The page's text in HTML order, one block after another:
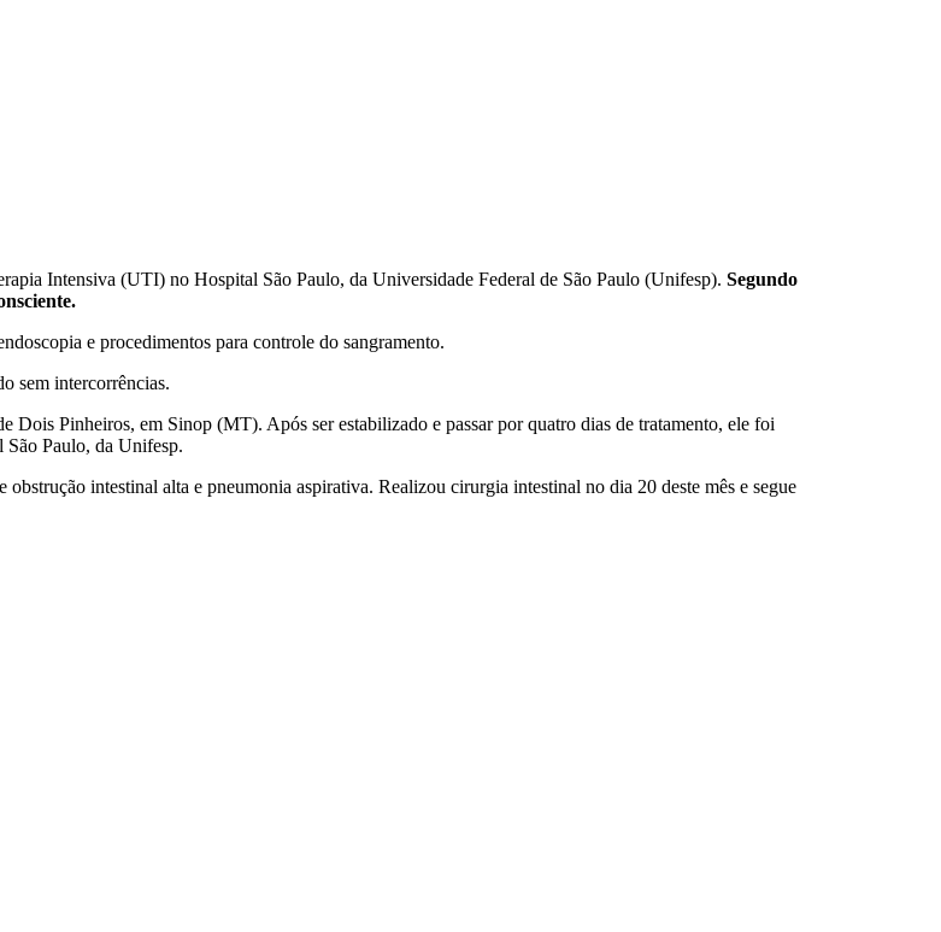
Intensiva (UTI) no Hospital São Paulo, da Universidade Federal de São Paulo (Unifesp).Segundo
e procedimentos para controle do sangramento.
sem intercorrências.
Dois Pinheiros, em Sinop (MT). Após ser estabilizado e passar por quatro dias de tratamento, ele foi
São Paulo, da Unifesp.
obstrução intestinal alta e pneumonia aspirativa. Realizou cirurgia intestinal no dia 20 deste mês e segue